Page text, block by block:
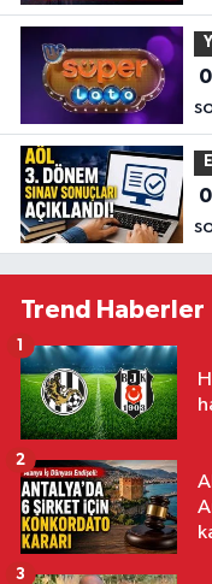
Trend Haberler
1
2
3